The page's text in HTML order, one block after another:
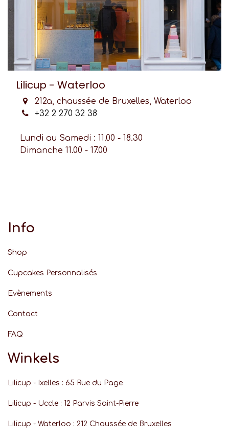
Lilicup - Waterloo
212a, chaussée de Bruxelles, Waterloo
+32 2 270 32 38
Lundi au Samedi : 11.00 - 18.30
Dimanche 11.00 - 17.00
Info
Shop
Cupcakes Personnalisés
Evènements
Contact
FAQ
Winkels
Lilicup - Ixelles : 65 Rue du Page
Lilicup - Uccle : 12 Parvis Saint-Pierre
Lilicup - Waterloo : 212 Chaussée de Bruxelles